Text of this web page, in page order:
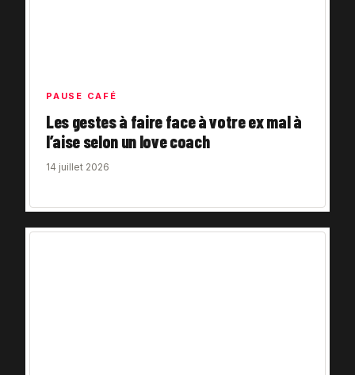
PAUSE CAFÉ
Les gestes à faire face à votre ex mal à
l’aise selon un love coach
14 juillet 2026